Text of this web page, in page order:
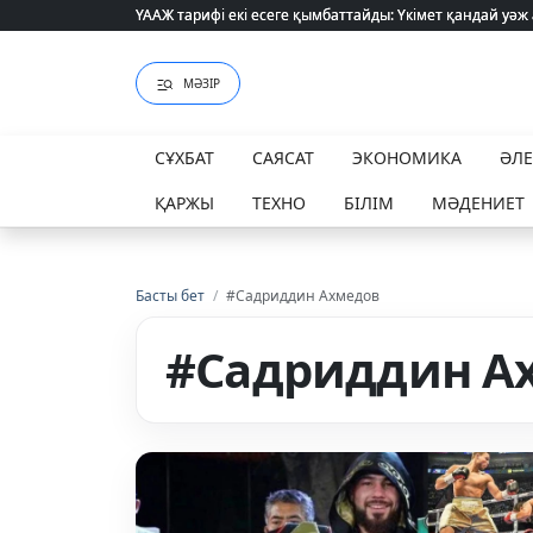
ҮААЖ тарифі екі есеге қымбаттайды: Үкімет қандай
ҮААЖ тарифі екі есеге қымбаттайды: Үкімет қандай
МӘЗІР
СҰХБАТ САЯСАТ ЭКОНОМИКА
ҚАРЖЫ
ТЕХНО БІЛІМ МӘДЕНИЕТ
Басты бет / #Садриддин Ахмедов
#Садриддин